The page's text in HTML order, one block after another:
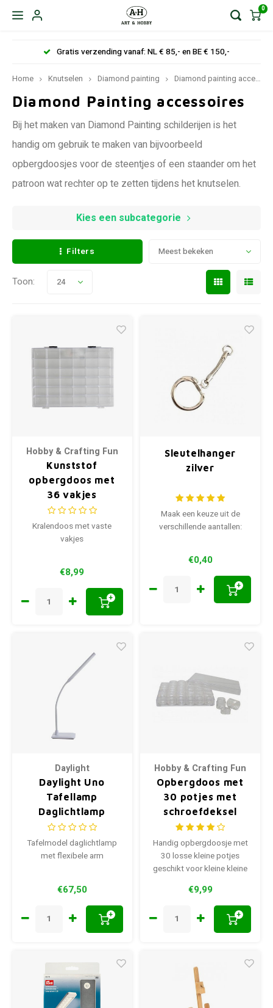
0
Gratis verzending vanaf: NL € 85,- en BE € 150,-
Home Knutselen Diamond painting Diamond painting accessoires
Diamond Painting accessoires
Bij het maken van Diamond Painting schilderijen is het
handig om gebruik te maken van bijvoorbeeld
opbergdoosjes voor de steentjes of een staander om het
patroon wat rechter op te zetten tijdens het knutselen.
Kies een subcategorie
Filters Meest bekeken
Toon: 24
Hobby & Crafting Fun
Kunststof
opbergdoos met
36 vakjes
Kralendoos met vaste
vakjes
€8,99
+
Sleutelhanger
zilver
Maak een keuze uit de
verschillende aantallen:
€0,40
+
Daylight
Daylight Uno
Tafellamp
Daglichtlamp
Tafelmodel daglichtlamp
met flexibele arm
€67,50
+
Hobby & Crafting Fun
Opbergdoos met
30 potjes met
schroefdeksel
Handig opbergdoosje met
30 losse kleine potjes
geschikt voor kleine kleine
onderdelen.
€9,99
+